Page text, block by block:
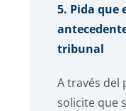
5. Pida que
tribunal
A través del
solicite que